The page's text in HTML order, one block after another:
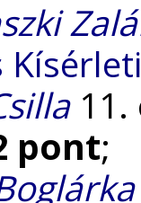
11.
pont;